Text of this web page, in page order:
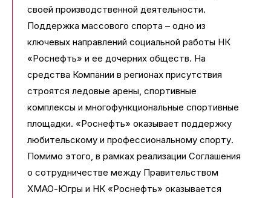
своей производственной деятельности.
Поддержка массового спорта – одно из
ключевых направлений социальной работы НК
«Роснефть» и ее дочерних обществ. На
средства Компании в регионах присутствия
строятся ледовые арены, спортивные
комплексы и многофункциональные спортивные
площадки. «Роснефть» оказывает поддержку
любительскому и профессиональному спорту.
Помимо этого, в рамках реализации Соглашения
о сотрудничестве между Правительством
ХМАО-Югры и НК «Роснефть» оказывается